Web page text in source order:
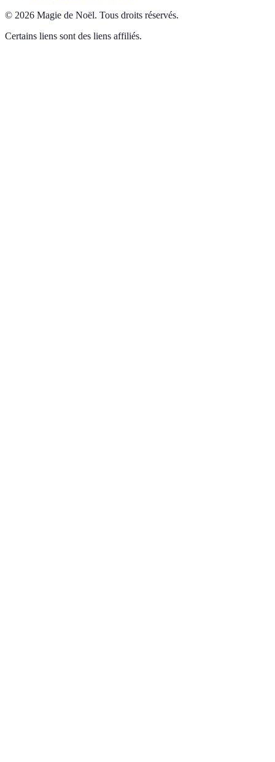
© 2026 Magie de Noël. Tous droits réservés.
Certains liens sont des liens affiliés.